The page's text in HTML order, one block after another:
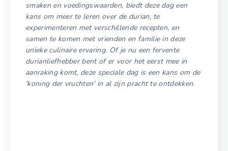
smaken en voedingswaarden, biedt deze dag een
kans om meer te leren over de durian, te
experimenteren met verschillende recepten, en
samen te komen met vrienden en familie in deze
unieke culinaire ervaring. Of je nu een fervente
durianliefhebber bent of er voor het eerst mee in
aanraking komt, deze speciale dag is een kans om de
'koning der vruchten' in al zijn pracht te ontdekken.